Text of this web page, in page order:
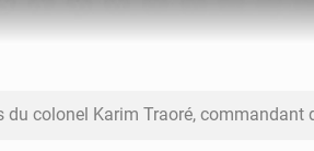
Traoré, commandant de la Section de recherches de la gendarmerie après